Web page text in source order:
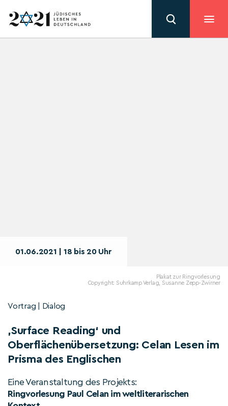
01.06.2021 | 18 bis 20 Uhr
Plakat zur Ringvorlesung
Copyright: Suhrkamp Verlag, Susanne Zepp-Zwirner
Vortrag | Dialog
‚Surface Reading‘ und
Oberflächenübersetzung: Celan Lesen im
Prisma des Englischen
Eine Veranstaltung des Projekts:
Ringvorlesung Paul Celan im weltliterarischen